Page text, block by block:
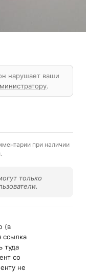
нарушает ваши
.
при наличии
только
(в
ссылка
туда
со
не